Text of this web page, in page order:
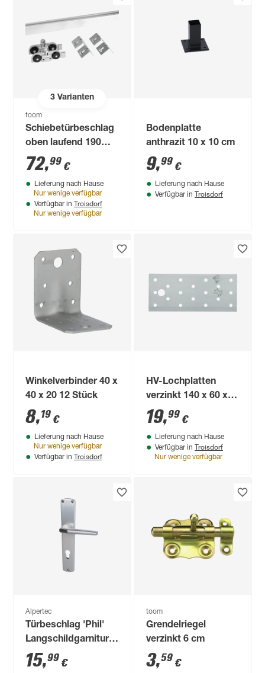
3Varianten
toom
Schiebetürbeschlag
oben laufend 190
cm, 2 Stück
72,99 €
Lieferung nach Hause
Nur wenige verfügbar
Verfügbar in Troisdorf
Nur wenige verfügbar
Bodenplatte
anthrazit 10 x 10 cm
9,99 €
Lieferung nach Hause
Verfügbar in Troisdorf
Winkelverbinder 40 x
40 x 20 12 Stück
8,19 €
Lieferung nach Hause
Nur wenige verfügbar
Verfügbar in Troisdorf
HV-Lochplatten
verzinkt 140 x 60 x 2
mm 25 Stück
19,99 €
Lieferung nach Hause
Verfügbar in Troisdorf
Nur wenige verfügbar
Alpertec
Türbeschlag 'Phil'
Langschildgarnitur
für Türen mit
Profilzylinderlochung
15,99 €
toom
Grendelriegel
verzinkt 6 cm
3,59 €